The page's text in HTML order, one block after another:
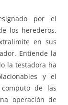
por el
los herederos,
en sus
Entiende la
la testadora ha
y el
de las
operación de